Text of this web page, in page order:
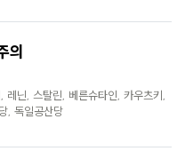
의
레닌, 스탈린, 베른슈타인, 카우츠키,
, 독일공산당